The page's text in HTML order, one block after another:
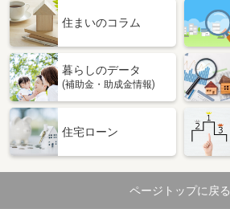
住まいのコラム
暮らしのデータ
(補助金・助成金情報)
住宅ローン
ページトップに戻る